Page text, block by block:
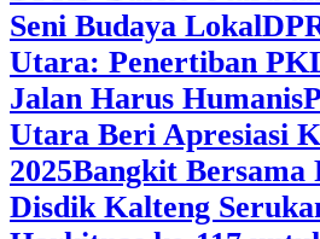
Seni Budaya Lokal
Utara: Penertiban
Jalan Harus Humanis
Utara Beri Apresiasi
2025‎Bangkit Bersama
Disdik Kalteng